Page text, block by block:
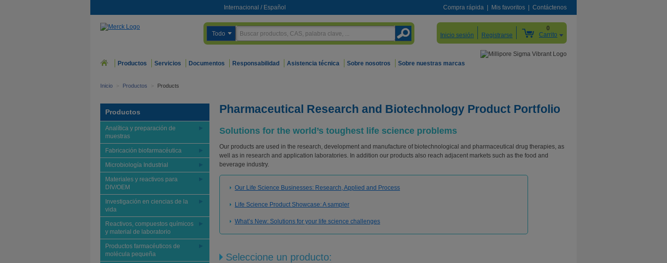
Internacional / Español Compra rápida Mis favoritos Contáctenos
Todo Inicio sesión Registrarse
0
Carrito
Productos Servicios Documentos Responsabilidad Asistencia técnica Sobre nosotros Sobre nuestras marcas
Inicio > Productos > Products
Productos
Analítica y preparación de
muestras
Fabricación biofarmacéutica
Microbiología Industrial
Materiales y reactivos para
DIV/OEM
Investigación en ciencias de la
vida
Reactivos, compuestos químicos
y material de laboratorio
Productos farmacéuticos de
molécula pequeña
Pharmaceutical Research and Biotechnology Product Portfolio
Solutions for the world’s toughest life science problems
Our products are used in the research, development and manufacture of biotechnological and pharmaceutical drug therapies, as
well as in research and application laboratories. In addition our products also reach adjacent markets such as the food and
beverage industry.
Our Life Science Businesses: Research, Applied and Process
Life Science Product Showcase: A sampler
What’s New: Solutions for your life science challenges
Seleccione un producto: